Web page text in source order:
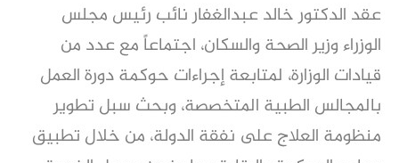
عقد الدكتور خالد عبدالغفار نائب رئيس مجلس
الوزراء وزير الصحة والسكان، اجتماعاً مع عدد من
قيادات الوزارة، لمتابعة إجراءات حوكمة دورة العمل
بالمجالس الطبية المتخصصة، وبحث سبل تطوير
منظومة العلاج على نفقة الدولة، من خلال تطبيق